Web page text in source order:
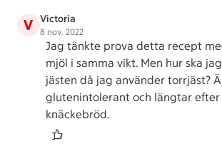
V Victoria
8 nov. 2022
Jag tänkte prova detta recept
mjöl i samma vikt. Men hur ska
jästen då jag använder torrjäst?
glutenintolerant och längtar
knäckebröd.